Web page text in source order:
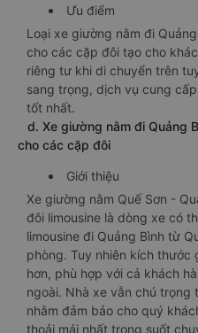
Ưu điểm
Loại xe giường nằm đi
cho các cặp đôi tạo cho
riêng tư khi di chuyển trên
sang trọng, dịch vụ cung
tốt nhất.
d. Xe giường nằm đi Quảng
cho các cặp đôi
Giới thiệu
Xe giường nằm Quế Sơn -
đôi limousine là dòng xe có
limousine đi Quảng Bình từ
phòng. Tuy nhiên kích
hơn, phù hợp với cả khách
ngoài. Nhà xe vẫn chú
nhằm đảm bảo cho quý
thoải mái nhất trong suốt